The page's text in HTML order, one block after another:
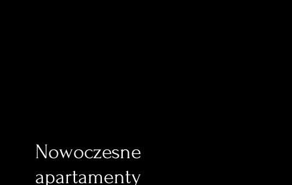
Nowoczesne
apartamenty